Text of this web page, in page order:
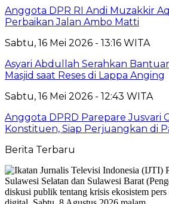
Anggota DPR RI Andi Muzakkir
Perbaikan Jalan Ambo Matti
Sabtu, 16 Mei 2026 - 13:16 WITA
Asyari Abdullah Serahkan
Masjid saat Reses di Lappa Anging
Sabtu, 16 Mei 2026 - 12:43 WITA
Anggota DPRD Parepare Jusvari
Konstituen, Siap Perjuangkan di
Berita Terbaru